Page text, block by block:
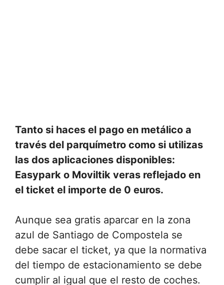
Tanto si haces el pago en metálico a
través del parquímetro como si utilizas
las dos aplicaciones disponibles:
Easypark o Moviltik veras reflejado en
el ticket el importe de 0 euros.
Aunque sea gratis aparcar en la zona
azul de Santiago de Compostela se
debe sacar el ticket, ya que la normativa
del tiempo de estacionamiento se debe
cumplir al igual que el resto de coches.